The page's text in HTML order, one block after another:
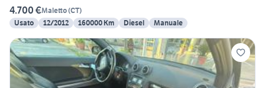
4.700 €Maletto(CT)
Usato
12/2012 160000 Km Diesel Manuale